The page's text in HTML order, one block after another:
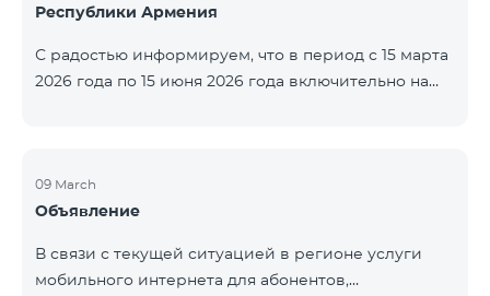
обращаться в компанию «Фаст Медиа».
Республики Армения
С радостью информируем, что в период с 15 марта
2026 года по 15 июня 2026 года включительно на
Региональный будут доступны со скидкой 25% при
подключении на 12 месяцев с автоматическим
пакет COMBO 4 9900 также предоставляется со
скидкой 25% сроком на 12 месяцев. Кроме того, для
09 March
Объявление
В связи с текущей ситуацией в регионе услуги
мобильного интернета для абонентов,